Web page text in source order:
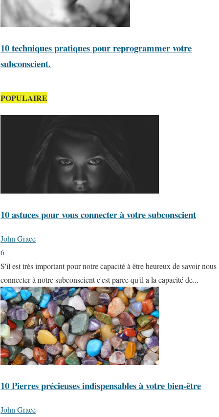
10 techniques pratiques pour reprogrammer votre
subconscient.
POPULAIRE
10 astuces pour vous connecter à votre subconscient
John Grace
6
S'il est très important pour notre capacité à être heureux de savoir nous
connecter à notre subconscient c'est parce qu'il a la capacité de...
10 Pierres précieuses indispensables à votre bien-être
John Grace